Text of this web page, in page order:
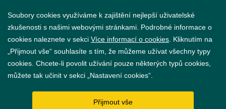
GDPR
Soubory cookies využíváme k zajištění nejlepší uživatelské
zkušenosti s našimi webovými stránkami. Podrobné informace o
cookies naleznete v sekci Více informací o cookies . Kliknutím na
„Přijmout vše“ souhlasíte s tím, že můžeme užívat všechny typy
cookies. Chcete-li povolit užívání pouze některých typů cookies,
můžete tak učinit v sekci „Nastavení cookies“.
Přijmout vše